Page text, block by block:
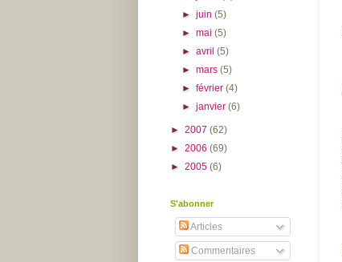
►juin(5)
►mai(5)
►avril(5)
►mars(5)
►février(4)
►janvier(6)
► 2007 (62)
► 2006 (69)
► 2005 (6)
S'abonner
Articles
Commentaires